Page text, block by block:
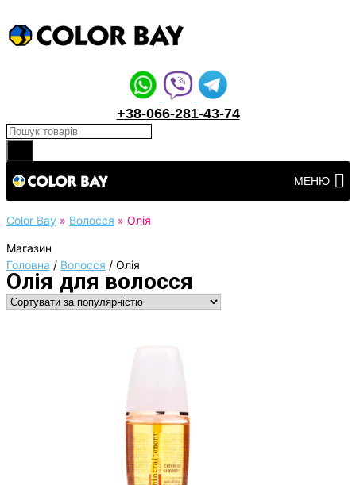
+38-066-281-43-74
Products search
до
вмісту
МЕНЮ
Color Bay » Волосся » Олія
Магазин
Головна / Волосся / Олія
Олія для волосся